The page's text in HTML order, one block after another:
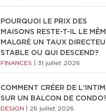
POURQUOI LE PRIX DES
MAISONS RESTE-T-IL LE
MALGRÉ UN TAUX
STABLE OU QUI DESCEND?
FINANCES 31 juillet 2026
COMMENT CRÉER DE
SUR UN BALCON DE
DESIGN 26 juillet 2026